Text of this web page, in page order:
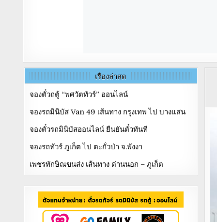
เรื่องล่าสุด
จองตั๋วถตู้ “พศวัตทัวร์” ออนไลน์
จองรถมินิบัส Van 49 เส้นทาง กรุงเทพ ไป บางแสน
จองตั๋วรถมินิบัสออนไลน์ ยืนยันตั๋วทันที
จองรถทัวร์ ภูเก็ต ไป ตะกั่วป่า จ.พังงา
เพชรทักษิณขนส่ง เส้นทาง ด่านนอก – ภูเก็ต